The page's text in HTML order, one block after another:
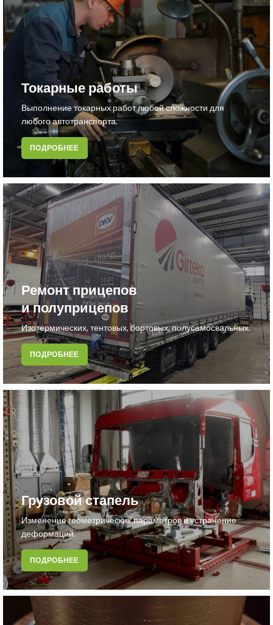
Токарные работы
Выполнение токарных работ любой сложности для
любого автотранспорта.
ПОДРОБНЕЕ
Ремонт прицепов
и полуприцепов
Изотермических, тентовых, бортовых, полусамосвальных.
ПОДРОБНЕЕ
Грузовой стапель
Изменение геометрических параметров и устранение
деформаций.
ПОДРОБНЕЕ